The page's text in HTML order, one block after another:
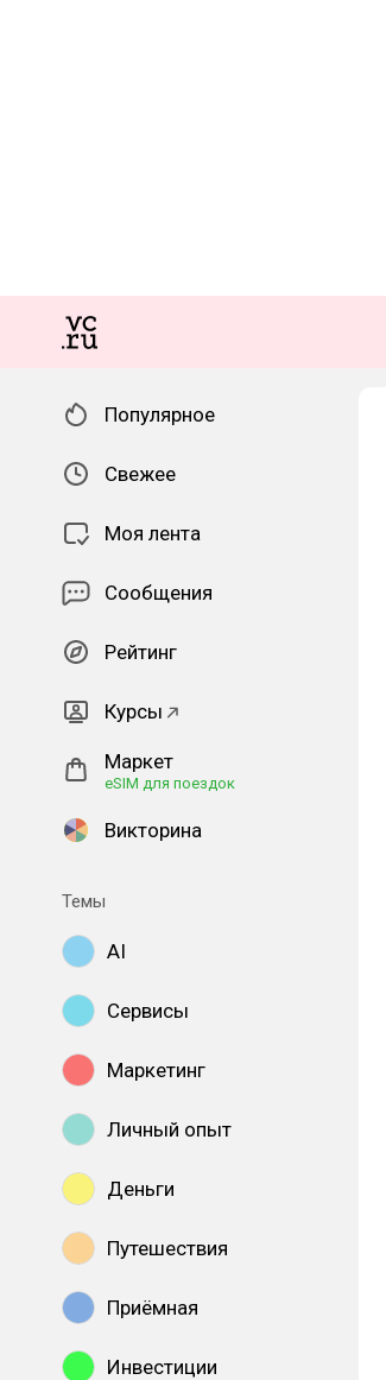
Популярное
Свежее
Моя лента
Сообщения
Рейтинг
Курсы
Маркет
eSIM для поездок
Викторина
Темы
AI
Сервисы
Маркетинг
Личный опыт
Деньги
Путешествия
Приёмная
Инвестиции